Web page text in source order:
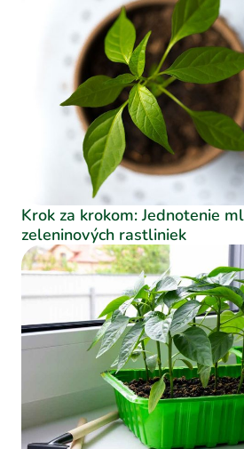
Krok za krokom: Jednotenie
zeleninových rastliniek